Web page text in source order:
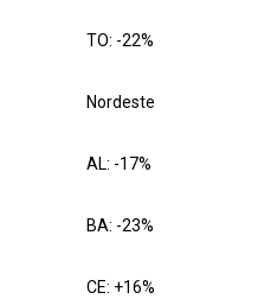
TO: -22%
Nordeste
AL: -17%
BA: -23%
CE: +16%